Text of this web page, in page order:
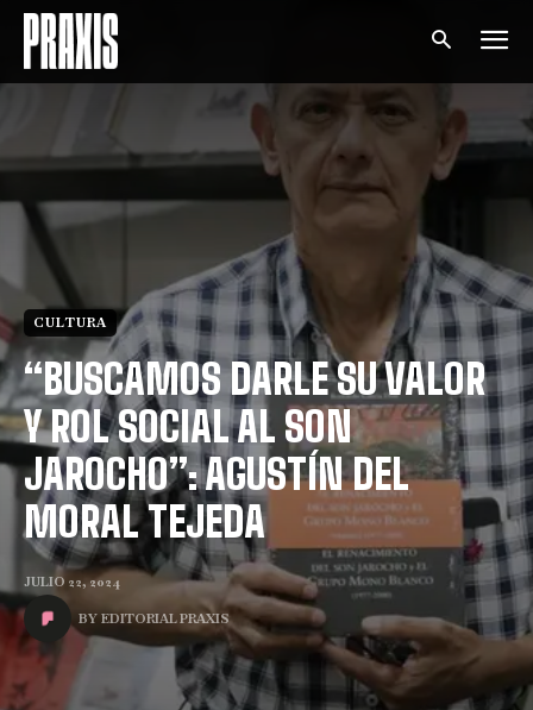
CULTURA
“BUSCAMOS DARLE SU VALOR
Y ROL SOCIAL AL SON
JAROCHO”: AGUSTÍN DEL
MORAL TEJEDA
JULIO 22, 2024
BY EDITORIAL PRAXIS